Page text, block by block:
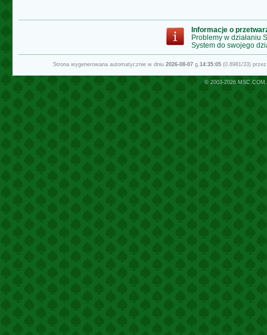
Informacje o
Problemy w działaniu
System do swojego
Strona wygenerowana automatycznie w dniu 2026-08-07g.14:35:05(0.8981/33)
© 2003-2026